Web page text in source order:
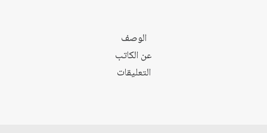
الوصف
عن الكاتب
التعليقات